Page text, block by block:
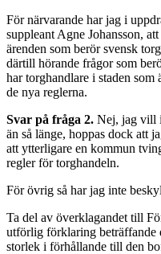
För närvarande har jag i
suppleant Agne Johansson,
ärenden som berör svensk
därtill hörande frågor som
har torghandlare i staden
de nya reglerna.
Svar på fråga 2. Nej, jag vill
än så länge, hoppas dock att
att ytterligare en kommun
regler för torghandeln.
För övrig så har jag inte
Ta del av överklagandet till
utförlig förklaring beträffande
storlek i förhållande till den